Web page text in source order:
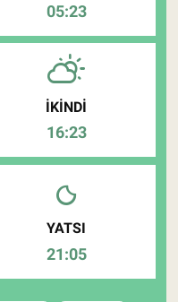
05:23
İKINDI
16:23
YATSI
21:05